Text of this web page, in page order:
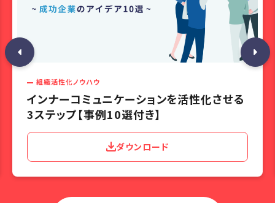
組織活性化ノウハウ
インナーコミュニケーションを活性化させる
3ステップ【事例10選付き】
ダウンロード